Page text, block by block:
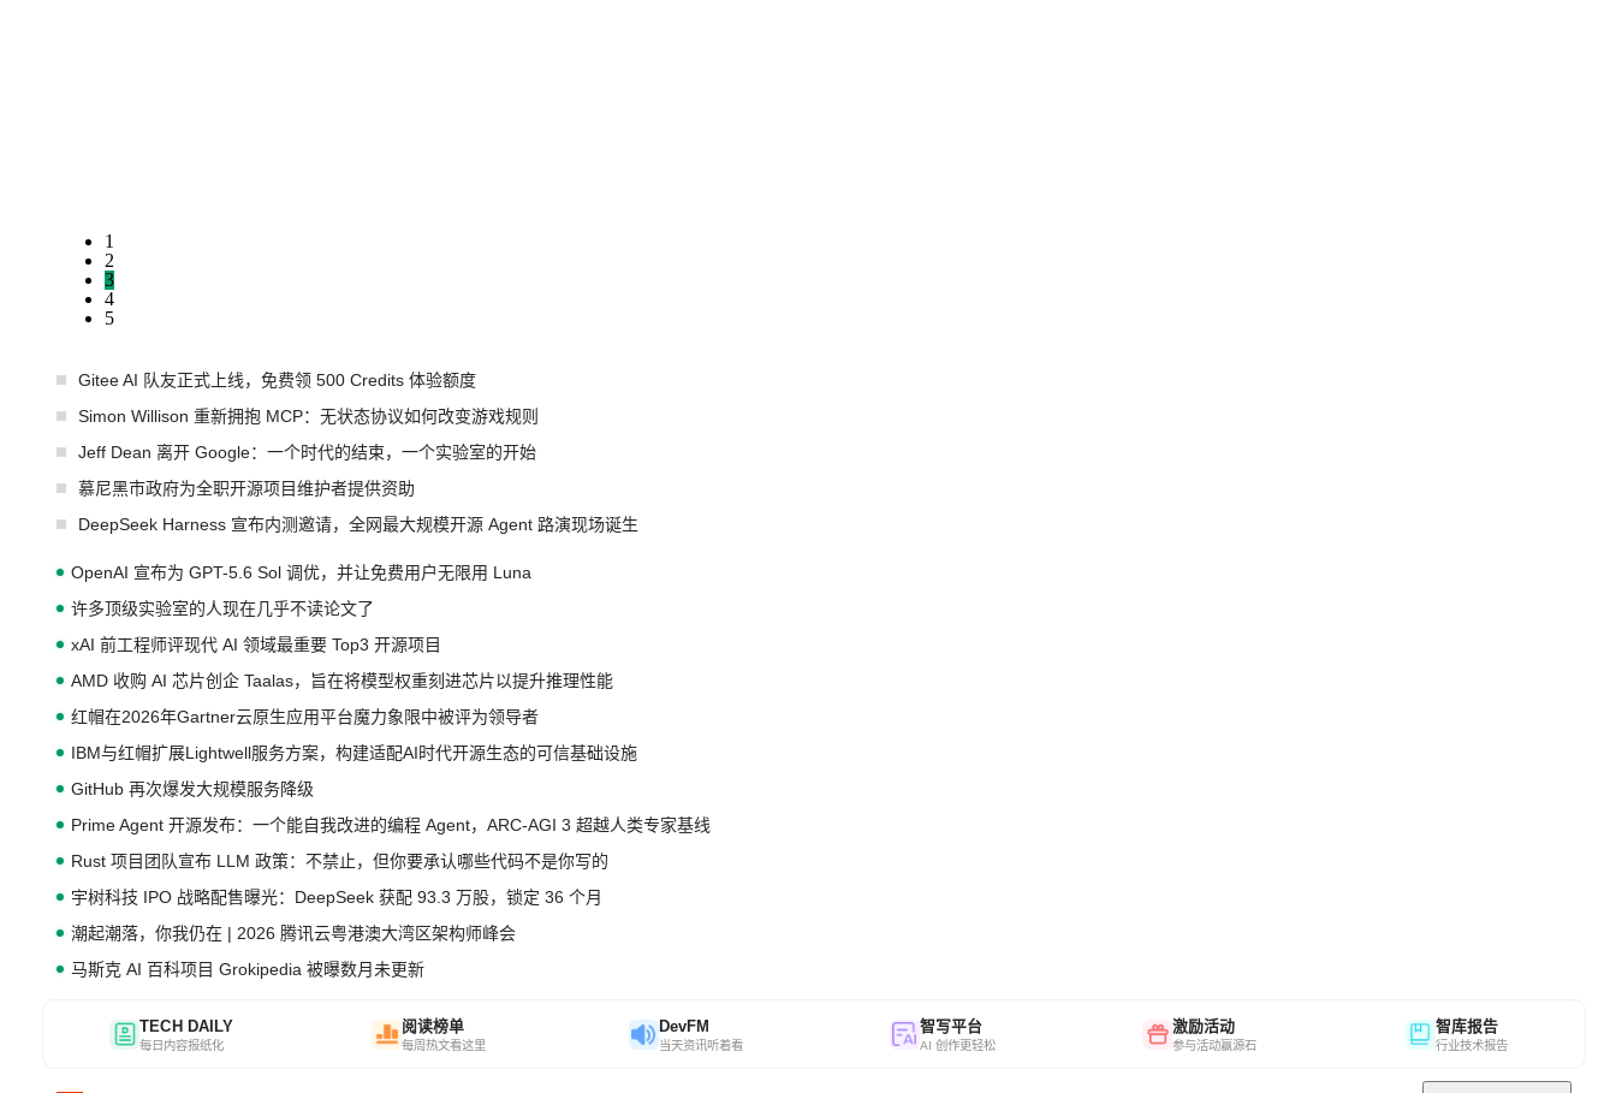
1
2
3
4
5
Gitee AI 队友正式上线，免费领 500 Credits 体验额度
Simon Willison 重新拥抱 MCP：无状态协议如何改变游戏规则
Jeff Dean 离开 Google：一个时代的结束，一个实验室的开始
慕尼黑市政府为全职开源项目维护者提供资助
DeepSeek Harness 宣布内测邀请，全网最大规模开源 Agent 路演现场诞生
OpenAI 宣布为 GPT-5.6 Sol 调优，并让免费用户无限用 Luna
许多顶级实验室的人现在几乎不读论文了
xAI 前工程师评现代 AI 领域最重要 Top3 开源项目
AMD 收购 AI 芯片创企 Taalas，旨在将模型权重刻进芯片以提升推理性能
红帽在2026年Gartner云原生应用平台魔力象限中被评为领导者
IBM与红帽扩展Lightwell服务方案，构建适配AI时代开源生态的可信基础设施
GitHub 再次爆发大规模服务降级
Prime Agent 开源发布：一个能自我改进的编程 Agent，ARC-AGI 3 超越人类专家基线
Rust 项目团队宣布 LLM 政策：不禁止，但你要承认哪些代码不是你写的
宇树科技 IPO 战略配售曝光：DeepSeek 获配 93.3 万股，锁定 36 个月
潮起潮落，你我仍在 | 2026 腾讯云粤港澳大湾区架构师峰会
马斯克 AI 百科项目 Grokipedia 被曝数月未更新
TECH DAILY
每日内容报纸化
阅读榜单
每周热文看这里
DevFM
当天资讯听着看
智写平台
AI 创作更轻松
激励活动
参与活动赢源石
智库报告
行业技术报告